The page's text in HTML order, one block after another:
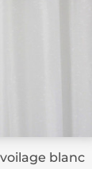
blanc